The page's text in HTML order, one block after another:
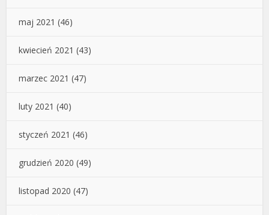
maj 2021 (46)
kwiecień 2021 (43)
marzec 2021 (47)
luty 2021 (40)
styczeń 2021 (46)
grudzień 2020 (49)
listopad 2020 (47)